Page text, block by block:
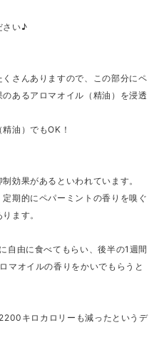
さい♪
さんありますので、この部分にペ
あるアロマオイル（精油）を浸透
油）でもOK！
効果があるといわれています。
期的にペパーミントの香りを嗅ぐ
ます。
自由に食べてもらい、後半の1週間
マオイルの香りをかいでもらうと
キロカロリーも減ったというデ